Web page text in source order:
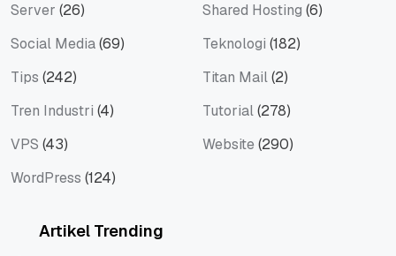
Server (26) Shared Hosting (6)
Social Media(69) Teknologi (182)
Tips (242) Titan Mail(2)
Tren Industri (4) Tutorial(278)
VPS (43) Website (290)
WordPress (124)
Artikel Trending